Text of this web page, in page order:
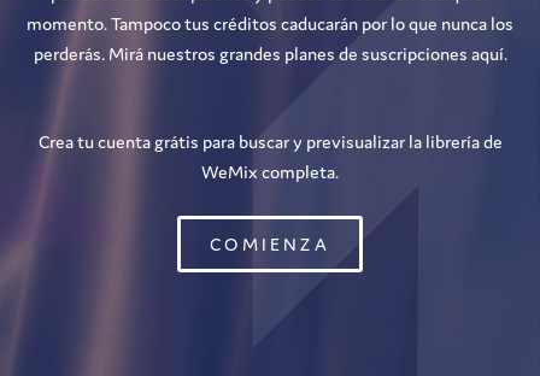
momento. Tampoco tus créditos caducarán por lo que nunca los
perderás. Mirá nuestros grandes planes de suscripciones aquí.
Crea tu cuenta grátis para buscar y previsualizar la librería de
WeMix completa.
COMIENZA